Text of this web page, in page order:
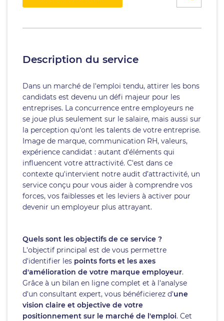
Description du service
Dans un marché de l'emploi tendu, attirer les bons
candidats est devenu un défi majeur pour les
entreprises. La concurrence entre employeurs ne
se joue plus seulement sur le salaire, mais aussi sur
la perception qu'ont les talents de votre entreprise.
Image de marque, communication RH, valeurs,
expérience candidat : autant d'éléments qui
influencent votre attractivité. C'est dans ce
contexte qu'intervient notre audit d’attractivité, un
service conçu pour vous aider à comprendre vos
forces, vos faiblesses et les leviers à activer pour
devenir un employeur plus attrayant.
Quels sont les objectifs de ce service ?
L'objectif principal est de vous permettre
d'identifier les points forts et les axes
d'amélioration de votre marque employeur.
Grâce à un bilan en ligne complet et à l'analyse
d'un consultant expert, vous bénéficierez d'une
vision claire et objective de votre
positionnement sur le marché de l'emploi. Cet